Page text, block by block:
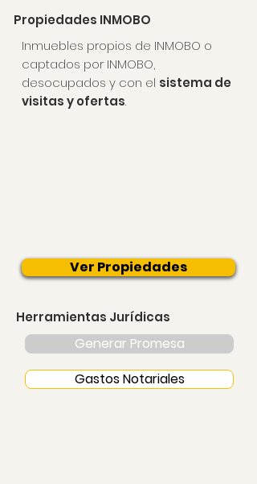
Propiedades INMOBO
Inmuebles propios de INMOBO o
captados por INMOBO,
desocupados y con el sistema de
visitas y ofertas.
Ver Propiedades
Herramientas Jurídicas
Generar Promesa
Gastos Notariales